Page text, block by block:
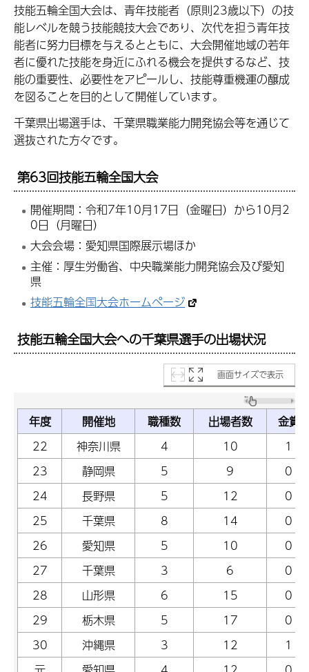
技能五輪全国大会は、青年技能者（原則23歳以下）の技
能レベルを競う技能競技大会であり、次代を担う青年技
能者に努力目標を与えるとともに、大会開催地域の若年
者に優れた技能を身近にふれる機会を提供するなど、技
能の重要性、必要性をアピールし、技能尊重機運の醸成
を図ることを目的として開催しています。
千葉県出場選手は、千葉県職業能力開発協会等を通じて
選抜された方々です。
第63回技能五輪全国大会
開催期間：令和7年10月17日（金曜日）から10月2
0日（月曜日）
大会会場：愛知県国際展示場ほか
主催：厚生労働省、中央職業能力開発協会及び愛知
県
技能五輪全国大会ホームページ
技能五輪全国大会への千葉県選手の出場状況
画面サイズで表示
年度 開催地 職種数 出場者数
金賞
22
神奈川県 4 10
1
23
静岡県 5 9
0
24
長野県 5 12
0
25
千葉県 8 14
0
26
愛知県 5 10
0
27
千葉県 3 6
0
28
山形県 6 15
0
29
栃木県 5 17
0
30
沖縄県 3 12
1